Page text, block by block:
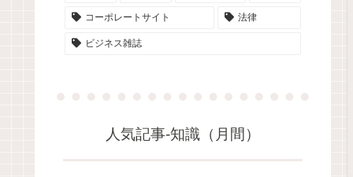
コーポレートサイト 法律
ビジネス雑誌
人気記事-知識（月間）